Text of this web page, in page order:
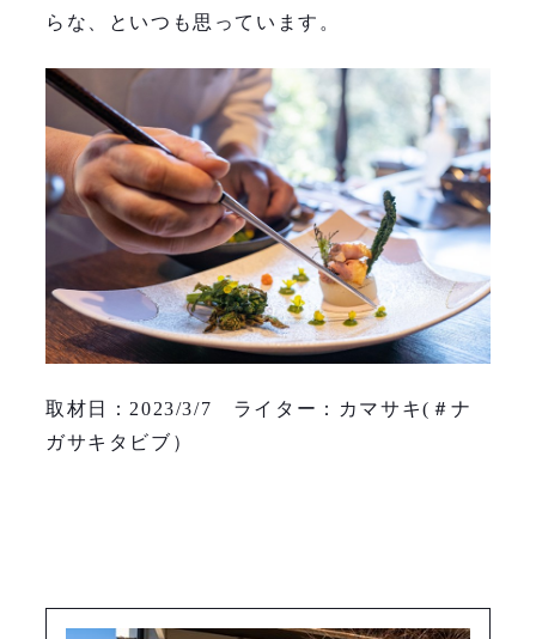
らな、といつも思っています。
取材日：2023/3/7 ライター：カマサキ(＃ナ
ガサキタビブ）